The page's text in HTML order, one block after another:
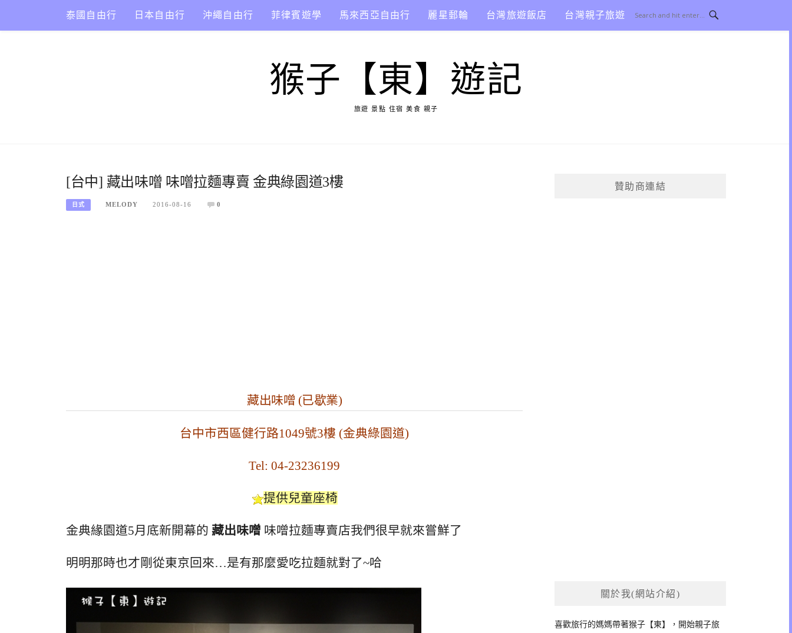
content
泰國自由行 日本自由行 沖繩自由行 菲律賓遊學 馬來西亞自由行 麗星郵輪 台灣旅遊飯店 台灣親子旅遊
猴子【東】遊記
旅遊 景點 住宿 美食 親子
[台中] 藏出味噌 味噌拉麵專賣 金典綠園道3樓
日式 MELODY 2016-08-16 0
藏出味噌 (已歇業)
台中市西區健行路1049號3樓 (金典綠園道)
Tel: 04-23236199
提供兒童座椅
金典緣園道5月底新開幕的 藏出味噌 味噌拉麵專賣店我們很早就來嘗鮮了
明明那時也才剛從東京回來…是有那麼愛吃拉麵就對了~哈
贊助商連結
關於我(網站介紹)
喜歡旅行的媽媽帶著猴子【東】，開始親子旅